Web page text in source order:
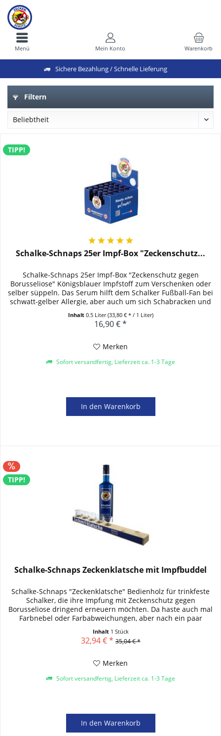
Sichere Bezahlung / Schnelle Lieferung
Warenkorb
Mein Konto
Menü
Filtern
TIPP!
Schalke-Schnaps 25er Impf-Box "Zeckenschutz...
Schalke-Schnaps 25er Impf-Box "Zeckenschutz gegen
Borusseliose" Königsblauer Impfstoff zum Verschenken oder
selber süppeln. Das Serum hilft dem Schalker Fußball-Fan bei
schwatt-gelber Allergie, aber auch um sich Schabracken und
Inhalt 0.5 Liter(33,80 € * / 1 Liter)
16,90 € *
Merken
Sofort versandfertig, Lieferzeit ca. 1-3 Tage
In den Warenkorb
TIPP!
Schalke-Schnaps Zeckenklatsche mit Impfbuddel
Schalke-Schnaps "Zeckenklatsche" Bedienholz für trinkfeste
Schalker, die ihre Impfung mit Zeckenschutz gegen
Borusseliose dringend erneuern möchten. Da haste auch mal
Farbnebel oder Farbabweichungen, aber nach ein paar
Inhalt 1 Stück
32,94 € * 35,04 € *
Merken
Sofort versandfertig, Lieferzeit ca. 1-3 Tage
In den Warenkorb